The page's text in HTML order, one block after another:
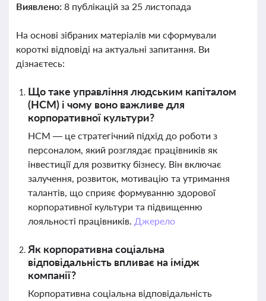
Виявлено: 8 публікацій за 25 листопада
На основі зібраних матеріалів ми сформували
короткі відповіді на актуальні запитання. Ви
дізнаєтесь:
Що таке управління людським капіталом
(HCM) і чому воно важливе для
корпоративної культури?
HCM — це стратегічний підхід до роботи з
персоналом, який розглядає працівників як
інвестиції для розвитку бізнесу. Він включає
залучення, розвиток, мотивацію та утримання
талантів, що сприяє формуванню здорової
корпоративної культури та підвищенню
лояльності працівників. Джерело
Як корпоративна соціальна
відповідальність впливає на імідж
компанії?
Корпоративна соціальна відповідальність